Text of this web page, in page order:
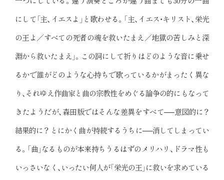
にして「主、イエスよ」と歌わせる。「主、イエス・キリスト、栄光
の王よ／すべての死者の魂を救いたまえ／地獄の苦しみと深
淵から救いたまえ」。この詞にして祈りはどのような音に乗せ
るかで誰がどのような心持ちで歌っているかがまったく異な
り、それゆえ作曲家と曲の宗教性をめぐる論争の的にもなって
きたようだが、森田版ではそんな差異をすべて──意図的に？
結果的に？ とにかく曲が持続するうちに──消してしまってい
る。「曲」なるものが本来持ちうるはずのメリハリ、ドラマ性も
いっさいなく、いったい何人が「栄光の王」に救いを求めている